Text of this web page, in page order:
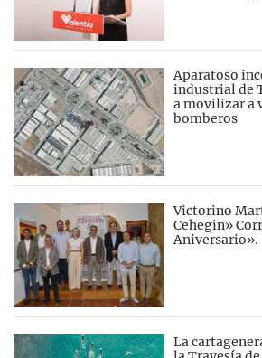
Aparatoso
industrial de
a movilizar a
bomberos
Victorino
Cehegin»
Aniversario».
La